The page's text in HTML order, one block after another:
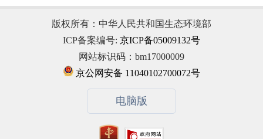
版权所有：中华人民共和国生态环境部
ICP备案编号: 京ICP备05009132号
网站标识码：bm17000009
京公网安备 11040102700072号
电脑版